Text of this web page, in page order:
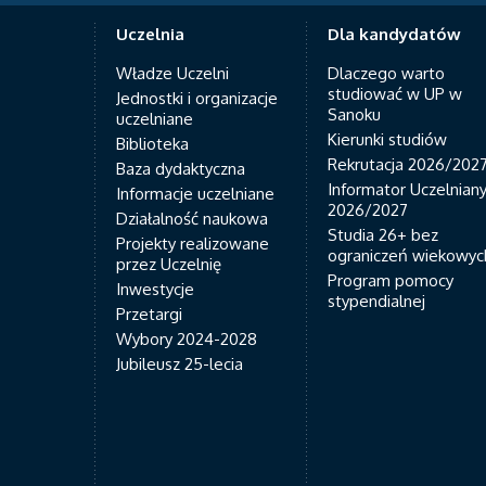
Uczelnia
Władze Uczelni
Jednostki i organizacje
uczelniane
Biblioteka
Baza dydaktyczna
Informacje uczelniane
Działalność naukowa
Projekty realizowane
przez Uczelnię
Inwestycje
Przetargi
Wybory 2024-2028
Jubileusz 25-lecia
Dla kandydatów
Dlaczego warto
studiować w UP w
Sanoku
Kierunki studiów
Rekrutacja 2026/2027
Informator Uczelniany
2026/2027
Studia 26+ bez
ograniczeń
Program pomocy
stypendialnej